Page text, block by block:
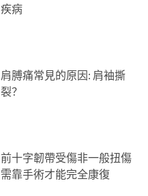
疾病
肩膊痛常見的原因: 肩袖撕
裂？
前十字韌帶受傷非一般扭傷
需靠手術才能完全康復